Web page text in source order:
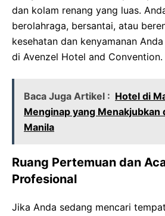
dan kolam renang yang luas.
berolahraga, bersantai, atau
kesehatan dan kenyamanan
di Avenzel Hotel and Convention.
Baca Juga Artikel : Hotel di
Menginap yang Menakjubkan
Manila
Ruang Pertemuan dan
Profesional
Jika Anda sedang mencari